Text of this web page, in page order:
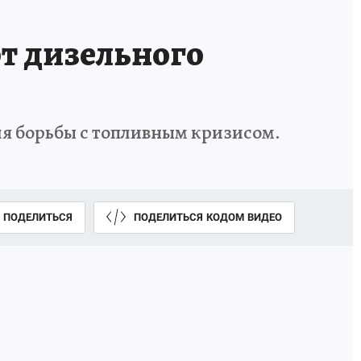
дизельного
борьбы с топливным кризисом.
ПОДЕЛИТЬСЯ ПОДЕЛИТЬСЯ КОДОМ ВИДЕО